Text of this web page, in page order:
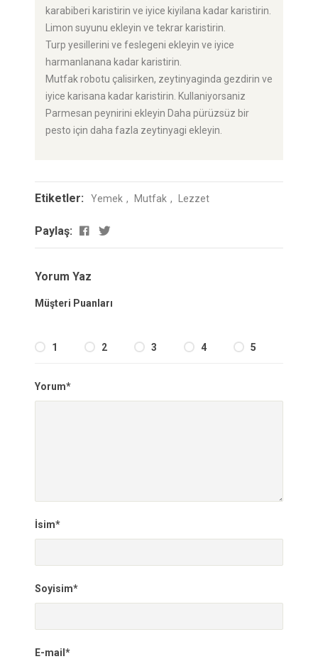
karabiberi karistirin ve iyice kiyilana kadar karistirin.
Limon suyunu ekleyin ve tekrar karistirin.
Turp yesillerini ve feslegeni ekleyin ve iyice
harmanlanana kadar karistirin.
Mutfak robotu çalisirken, zeytinyaginda gezdirin ve
iyice karisana kadar karistirin. Kullaniyorsaniz
Parmesan peynirini ekleyin Daha pürüzsüz bir
pesto için daha fazla zeytinyagi ekleyin.
Etiketler: Yemek Mutfak Lezzet
Paylaş:
Yorum Yaz
Müşteri Puanları
1 2 3 4 5
Yorum*
İsim*
Soyisim*
E-mail*